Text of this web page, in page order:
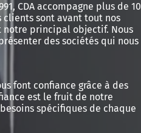
CDA accompagne plus de 10
sont avant tout nos
notre principal objectif. Nous
des sociétés qui nous
font confiance grâce à des
est le fruit de notre
spécifiques de chaque